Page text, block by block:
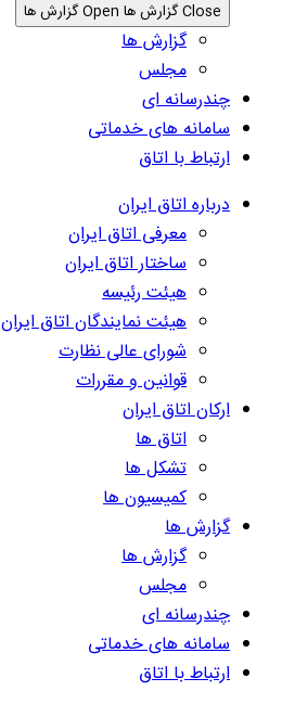
Close گزارش ها Open گزارش ها
گزارش ها
مجلس
چندرسانه ای
سامانه های خدماتی
ارتباط با اتاق
درباره اتاق ایران
معرفی اتاق ایران
ساختار اتاق ایران
هیئت رئیسه
هیئت نمایندگان اتاق ایران
شورای عالی نظارت
قوانین و مقررات
ارکان اتاق ایران
اتاق ها
تشکل ها
کمیسیون ها
گزارش ها
گزارش ها
مجلس
چندرسانه ای
سامانه های خدماتی
ارتباط با اتاق